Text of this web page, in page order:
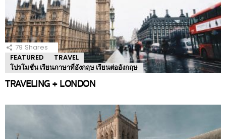
79 Shares
FEATURED
TRAVEL
โปรโมชั่น เรียนภาษาที่อังกฤษ เรียนต่ออังกฤษ
TRAVELING + LONDON